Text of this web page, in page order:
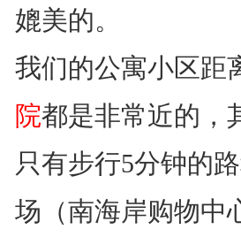
媲美的。
我们的公寓小区距
院都是非常近的，
只有步行5分钟的
场（南海岸购物中